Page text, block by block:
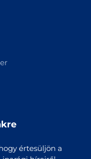
értesüljön a